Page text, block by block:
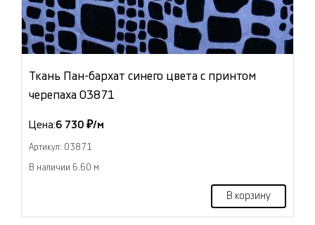
Ткань Пан-бархат синего цвета с принтом
черепаха 03871
Цена:6 730 ₽/м
Артикул: 03871
В наличии 6.60 м
В корзину